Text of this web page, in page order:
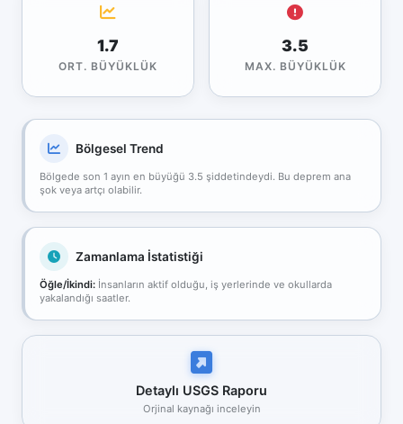
1.7
ORT. BÜYÜKLÜK
3.5
MAX. BÜYÜKLÜK
Bölgesel Trend
Bölgede son 1 ayın en büyüğü 3.5 şiddetindeydi. Bu deprem ana
şok veya artçı olabilir.
Zamanlama İstatistiği
Öğle/İkindi: İnsanların aktif olduğu, iş yerlerinde ve okullarda
yakalandığı saatler.
Detaylı USGS Raporu
Orjinal kaynağı inceleyin